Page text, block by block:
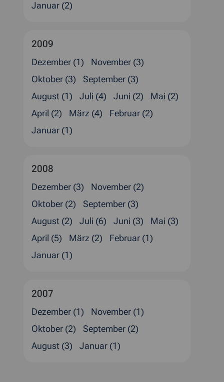
Januar (2)
2009
Dezember (1)
November (3)
Oktober (3)
September (3)
August (1)
Juli (4) Juni (2)
Mai (2)
April (2)
März (4)
Februar (2)
Januar (1)
2008
Dezember (3)
November (2)
Oktober (2)
September (3)
August (2)
Juli (6) Juni (3)
Mai (3)
April (5)
März (2)
Februar (1)
Januar (1)
2007
Dezember (1)
November (1)
Oktober (2)
September (2)
August (3)
Januar (1)